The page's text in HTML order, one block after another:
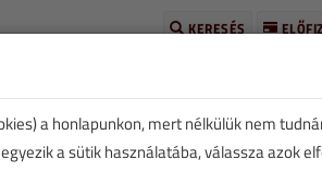
KERESÉS
a honlapunkon, mert nélkülük nem
a sütik használatába, válassza azok